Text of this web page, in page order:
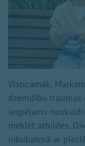
Visticamāk,
dzemdību
iespējams
meklēt atbildes.
inkubatorā ar